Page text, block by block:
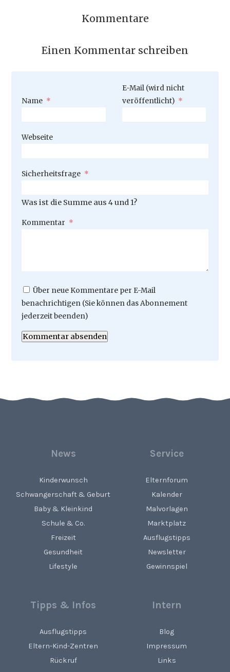
Kommentare
Einen Kommentar schreiben
Pflichtfeld
Name *
Pflichtfeld
E-Mail (wird nicht
veröffentlicht) *
Webseite
Pflichtfeld
Sicherheitsfrage *
Was ist die Summe aus 4 und 1?
Pflichtfeld
Kommentar *
Über neue Kommentare per E-Mail
benachrichtigen (Sie können das Abonnement
jederzeit beenden)
Kommentar absenden
News
Kinderwunsch
Schwangerschaft & Geburt
Baby & Kleinkind
Schule & Co.
Freizeit
Gesundheit
Lifestyle
Service
Elternforum
Kalender
Malvorlagen
Marktplatz
Ausflugstipps
Newsletter
Gewinnspiel
Tipps & Infos
Ausflugstipps
Eltern-Kind-Zentren
Rückruf
Intern
Blog
Impressum
Links